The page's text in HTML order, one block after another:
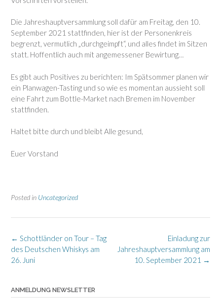
Die Jahreshauptversammlung soll dafür am Freitag, den 10.
September 2021 stattfinden, hier ist der Personenkreis
begrenzt, vermutlich „durchgeimpft“, und alles findet im Sitzen
statt. Hoffentlich auch mit angemessener Bewirtung…
Es gibt auch Positives zu berichten: Im Spätsommer planen wir
ein Planwagen-Tasting und so wie es momentan aussieht soll
eine Fahrt zum Bottle-Market nach Bremen im November
stattfinden.
Haltet bitte durch und bleibt Alle gesund,
Euer Vorstand
Posted in Uncategorized
Post
navigation
Einladung zur
Jahreshauptversammlung am
10. September 2021 →
← Schottländer on Tour – Tag
des Deutschen Whiskys am
26. Juni
ANMELDUNG NEWSLETTER